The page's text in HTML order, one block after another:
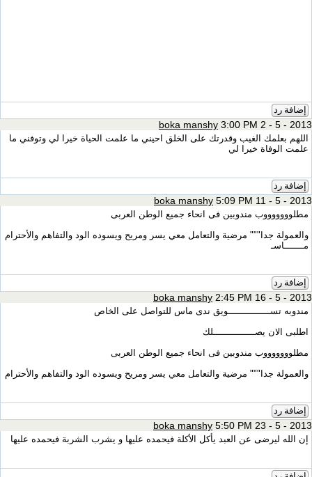
إضافة رد
boka manshy 3:00 PM 2 - 5 - 2013
اللهم بعلمك الغيب وقدرتك على الخلق احيني ما علمت الحياة خيرا لي وتوفني ما
علمت الوفاة خيرا لي
إضافة رد
boka manshy 5:09 PM 11 - 5 - 2013
مطلوووووووب مندوبين فى انحاء جميع الوطن العربى
والعمولة جدا""" مرضية والتعامل معي يسر ومريح ويسوده الود والتفاهم والأحترام
مـــــــاسـ
إضافة رد
boka manshy 2:45 PM 16 - 5 - 2013
مندوبه تســـــــــــــــويق ندى ماس للتواصل على الخاص
اطلبى الان يصـــــــــــــــلك
مطلوووووووب مندوبين فى انحاء جميع الوطن العربى
والعمولة جدا""" مرضية والتعامل معي يسر ومريح ويسوده الود والتفاهم والأحترام
إضافة رد
boka manshy 5:50 PM 23 - 5 - 2013
إن الله ليرضى عن العبد يأكل الأكلة فيحمده عليها و يشرب الشربة فيحمده عليها